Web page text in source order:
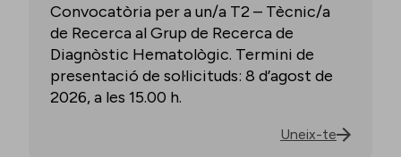
Convocatòria per a un/a T2 – Tècnic/a
de Recerca al Grup de Recerca de
Diagnòstic Hematològic. Termini de
presentació de sol·licituds: 8 d’agost de
2026, a les 15.00 h.
Uneix-te